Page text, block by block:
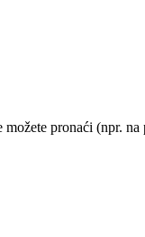
pronaći (npr.